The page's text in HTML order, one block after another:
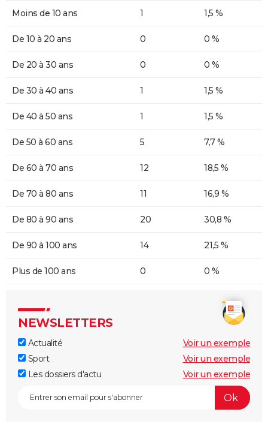
Moins de 10 ans 1 1,5 %
De 10 à 20 ans 0 0 %
De 20 à 30 ans 0 0 %
De 30 à 40 ans 1 1,5 %
De 40 à 50 ans 1 1,5 %
De 50 à 60 ans 5 7,7 %
De 60 à 70 ans 12 18,5 %
De 70 à 80 ans 11 16,9 %
De 80 à 90 ans 20 30,8 %
De 90 à 100 ans 14 21,5 %
Plus de 100 ans 0 0 %
NEWSLETTERS
Actualité
Voir un exemple
Sport
Voir un exemple
Les dossiers d'actu
Voir un exemple